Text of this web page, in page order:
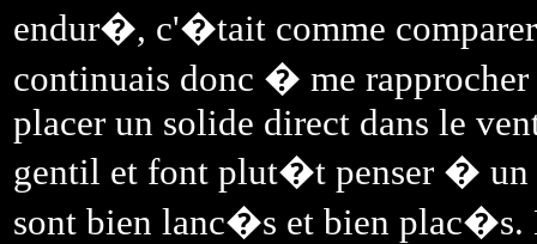
endur�, c'�tait comme comparer
continuais donc � me
placer un solide direct dans le
gentil et font plut�t penser � un
sont bien lanc�s et bien plac�s.